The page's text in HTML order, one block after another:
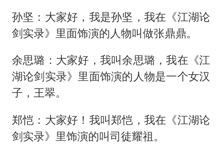
孙坚：大家好，我是孙坚，我在《江湖论
剑实录》里面饰演的人物叫做张鼎鼎。
余思璐：大家好，我叫余思璐，我在《江
湖论剑实录》里面饰演的人物是一个女汉
子，王翠。
郑恺：大家好！我叫郑恺，我在《江湖论
剑实录》里饰演的叫司徒耀祖。